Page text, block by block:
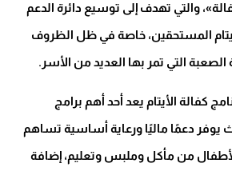
والتي تهدف إلى توسيع دائرة الدعم
المستحقين، خاصة في ظل الظروف
الصعبة التي تمر بها العديد من الأسر.
كفالة الأيتام يعد أحد أهم برامج
يوفر دعمًا ماليًا ورعاية أساسية تساهم
من مأكل وملبس وتعليم، إضافة